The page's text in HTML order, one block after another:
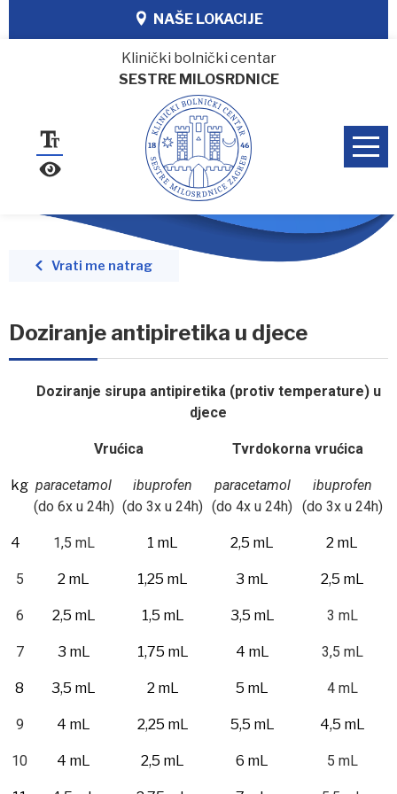
NAŠE LOKACIJE
Klinički bolnički centar
SESTRE MILOSRDNICE
Vrati me natrag
Doziranje antipiretika u djece
Doziranje sirupa antipiretika (protiv temperature) u
djece
Vrućica Tvrdokorna vrućica
kg paracetamol
(do 6x u 24h)
ibuprofen
(do 3x u 24h)
paracetamol
(do 4x u 24h)
ibuprofen
(do 3x u 24h)
4 1,5 mL 1 mL 2,5 mL 2 mL
5 2 mL 1,25 mL 3 mL 2,5 mL
6 2,5 mL 1,5 mL 3,5 mL 3 mL
7 3 mL 1,75 mL 4 mL 3,5 mL
8 3,5 mL 2 mL 5 mL 4 mL
9 4 mL 2,25 mL 5,5 mL 4,5 mL
10 4 mL 2,5 mL 6 mL 5 mL